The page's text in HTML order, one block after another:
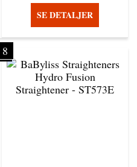
SE DETALJER
8